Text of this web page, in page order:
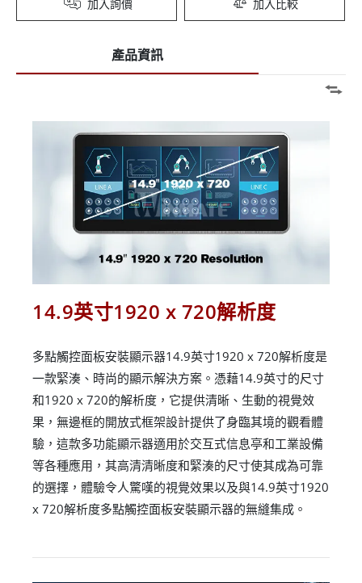
加入詢價 加入比較
產品資訊
14.9英寸1920 x 720解析度
多點觸控面板安裝顯示器14.9英寸1920 x 720解析度是
一款緊湊、時尚的顯示解決方案。憑藉14.9英寸的尺寸
和1920 x 720的解析度，它提供清晰、生動的視覺效
果，無邊框的開放式框架設計提供了身臨其境的觀看體
驗，這款多功能顯示器適用於交互式信息亭和工業設備
等各種應用，其高清清晰度和緊湊的尺寸使其成為可靠
的選擇，體驗令人驚嘆的視覺效果以及與14.9英寸1920
x 720解析度多點觸控面板安裝顯示器的無縫集成。